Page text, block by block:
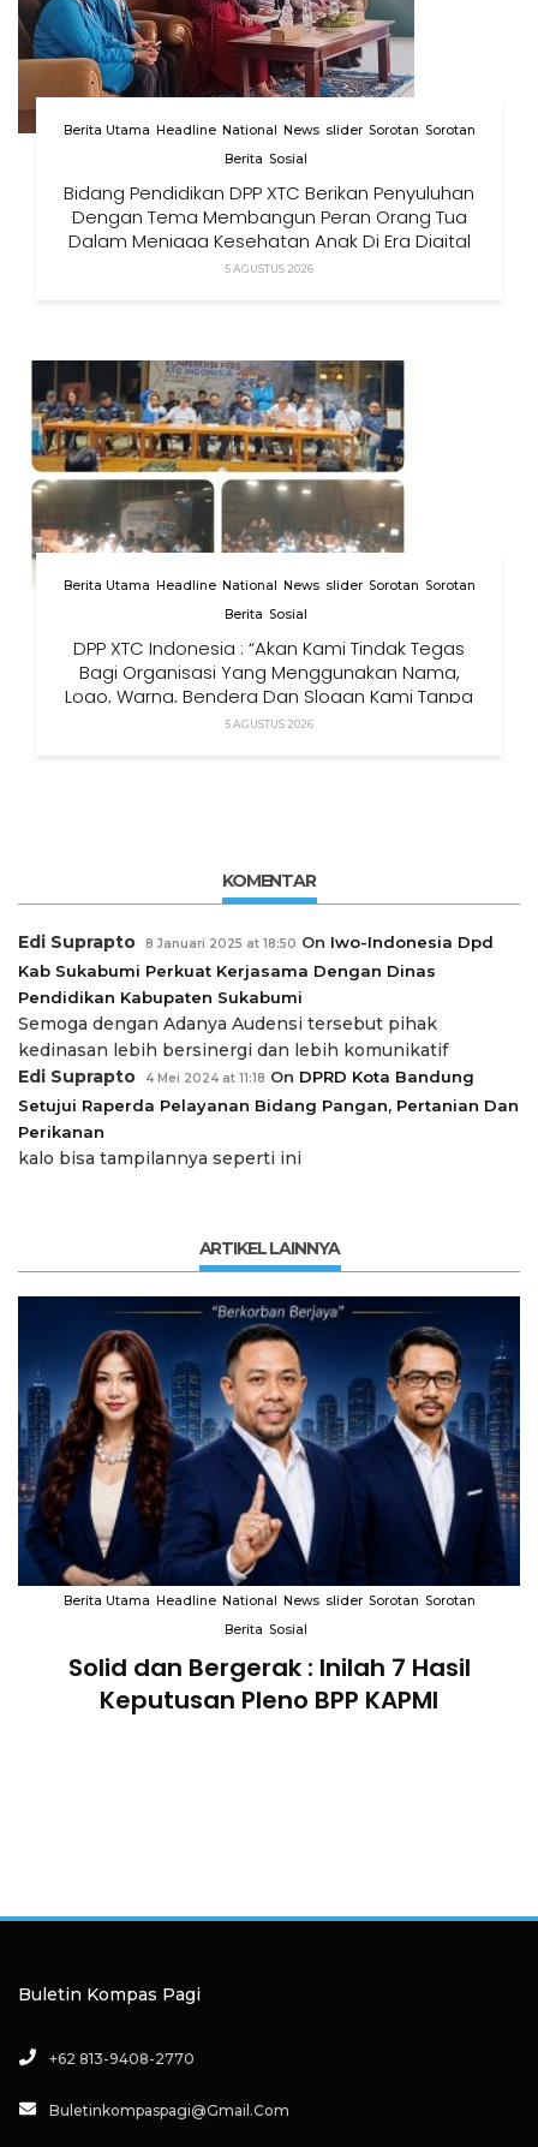
Berita Utama Headline National News slider Sorotan Sorotan
Berita Sosial
Bidang Pendidikan DPP XTC Berikan Penyuluhan
Dengan Tema Membangun Peran Orang Tua
Dalam Menjaga Kesehatan Anak Di Era Digital
5 AGUSTUS 2026
Berita Utama Headline National News slider Sorotan Sorotan
Berita Sosial
DPP XTC Indonesia : “Akan Kami Tindak Tegas
Bagi Organisasi Yang Menggunakan Nama,
Logo, Warna, Bendera Dan Slogan Kami Tanpa
Izin”
5 AGUSTUS 2026
KOMENTAR
Edi Suprapto 8 Januari 2025 at 18:50 On Iwo-Indonesia Dpd
Kab Sukabumi Perkuat Kerjasama Dengan Dinas
Pendidikan Kabupaten Sukabumi
Semoga dengan Adanya Audensi tersebut pihak
kedinasan lebih bersinergi dan lebih komunikatif
Edi Suprapto
4 Mei 2024 at 11:18 On DPRD Kota Bandung
Setujui Raperda Pelayanan Bidang Pangan, Pertanian Dan
Perikanan
kalo bisa tampilannya seperti ini
ARTIKEL LAINNYA
Berita Utama Headline National News slider Sorotan Sorotan
Berita Sosial
Solid dan Bergerak : Inilah 7 Hasil
Keputusan Pleno BPP KAPMI
Buletin Kompas Pagi
+62 813-9408-2770
Buletinkompaspagi@gmail.com